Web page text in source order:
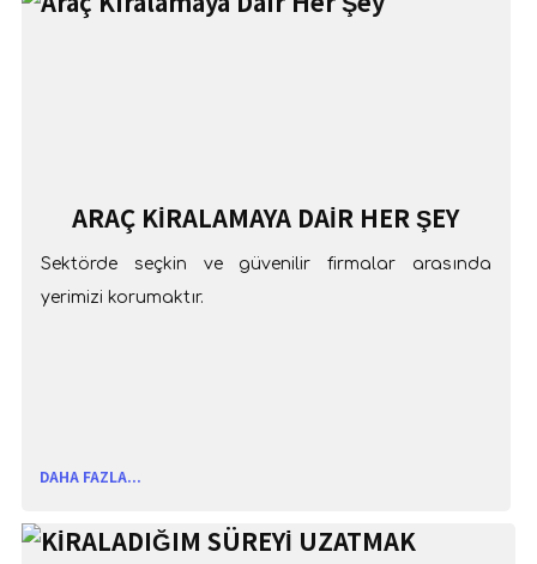
ARAÇ KIRALAMAYA DAIR HER ŞEY
Sektörde seçkin ve güvenilir firmalar arasında
yerimizi korumaktır.
DAHA FAZLA...